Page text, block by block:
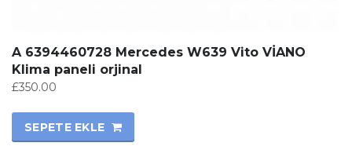
A 6394460728 Mercedes W639 Vito VİANO
Klima paneli orjinal
£350.00
SEPETE EKLE